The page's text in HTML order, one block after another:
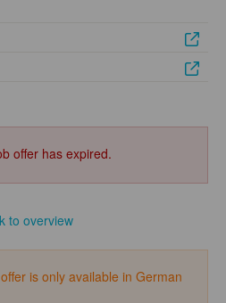
offer has expired.
to overview
is only available in German